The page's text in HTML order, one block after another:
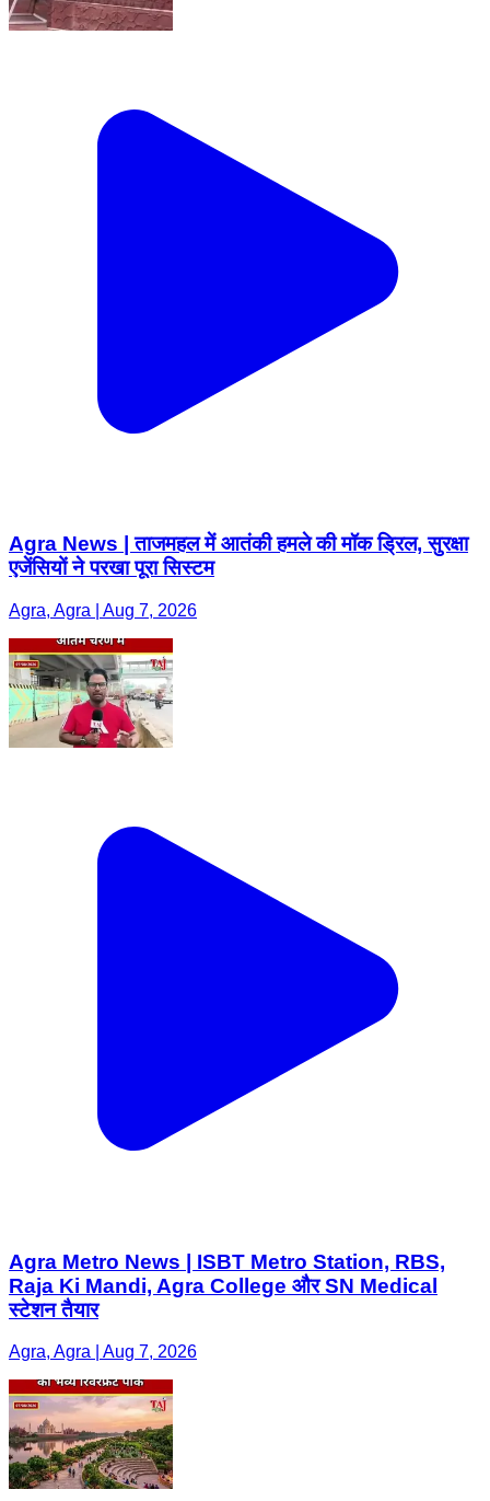
Agra News | ताजमहल में आतंकी हमले की मॉक ड्रिल, सुरक्षा
एजेंसियों ने परखा पूरा सिस्टम
Agra, Agra | Aug 7, 2026
Agra Metro News | ISBT Metro Station, RBS,
Raja Ki Mandi, Agra College और SN Medical
स्टेशन तैयार
Agra, Agra | Aug 7, 2026